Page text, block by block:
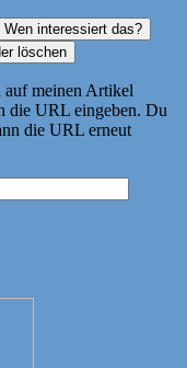
auf meinen Artikel
die URL eingeben. Du
die URL erneut